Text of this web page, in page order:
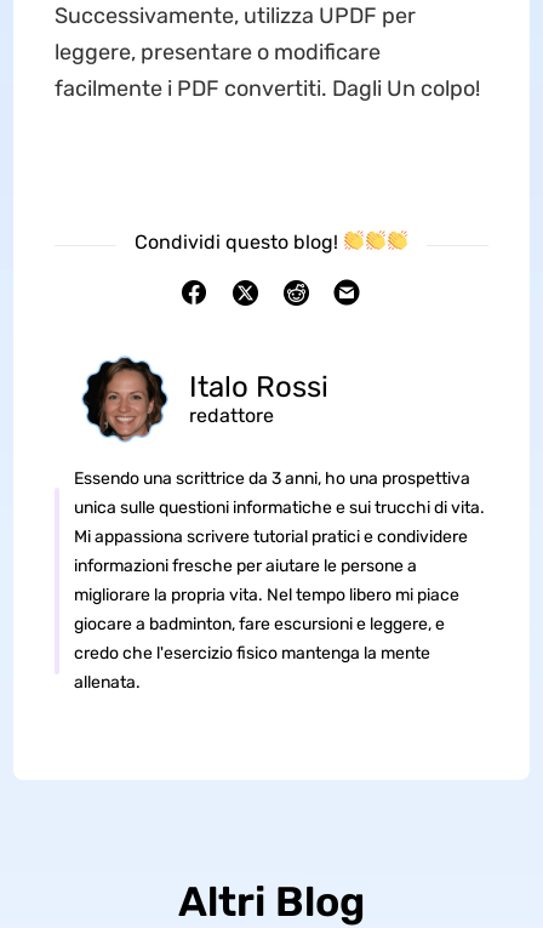
Successivamente, utilizza UPDF per
leggere, presentare o modificare
facilmente i PDF convertiti. Dagli Un colpo!
Condividi questo blog!
Italo Rossi
redattore
Essendo una scrittrice da 3 anni, ho una prospettiva
unica sulle questioni informatiche e sui trucchi di vita.
Mi appassiona scrivere tutorial pratici e condividere
informazioni fresche per aiutare le persone a
migliorare la propria vita. Nel tempo libero mi piace
giocare a badminton, fare escursioni e leggere, e
credo che l'esercizio fisico mantenga la mente
allenata.
Altri Blog